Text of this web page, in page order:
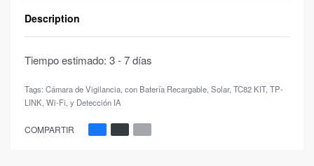
Description
Tiempo estimado: 3 - 7 días
Tags: Cámara de Vigilancia con Batería Recargable Solar, TC82 KIT, TP-
LINK Wi-Fi y Detección IA
COMPARTIR